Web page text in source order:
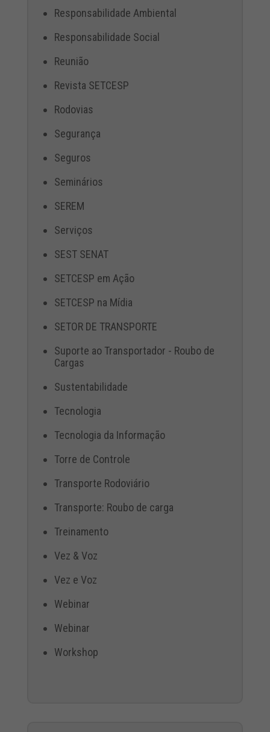
Responsabilidade Ambiental
Responsabilidade Social
Reunião
Revista SETCESP
Rodovias
Segurança
Seguros
Seminários
SEREM
Serviços
SEST SENAT
SETCESP em Ação
SETCESP na Mídia
SETOR DE TRANSPORTE
Suporte ao Transportador - Roubo de
Cargas
Sustentabilidade
Tecnologia
Tecnologia da Informação
Torre de Controle
Transporte Rodoviário
Transporte: Roubo de carga
Treinamento
Vez & Voz
Vez e Voz
Webinar
Webinar
Workshop